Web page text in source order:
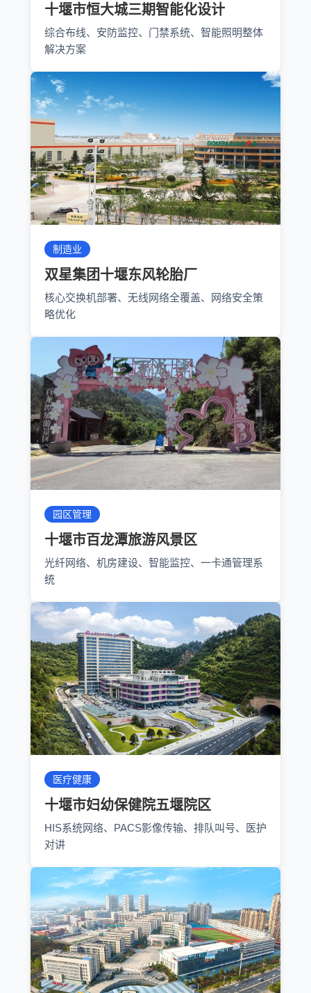
十堰市恒大城三期智能化设计
综合布线、安防监控、门禁系统、智能照明整体
解决方案
制造业
双星集团十堰东风轮胎厂
核心交换机部署、无线网络全覆盖、网络安全策
略优化
园区管理
十堰市百龙潭旅游风景区
光纤网络、机房建设、智能监控、一卡通管理系
统
医疗健康
十堰市妇幼保健院五堰院区
HIS系统网络、PACS影像传输、排队叫号、医护
对讲